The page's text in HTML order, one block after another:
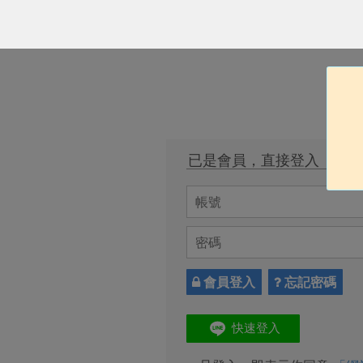
已是會員，直接登入
會員登入 忘記密碼